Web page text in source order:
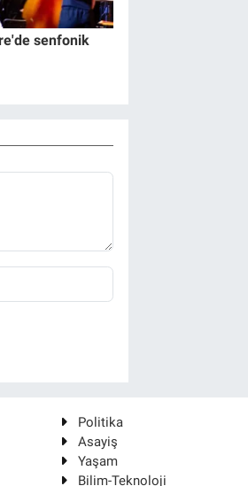
senfonik
Politika
Asayiş
Yaşam
Bilim-Teknoloji